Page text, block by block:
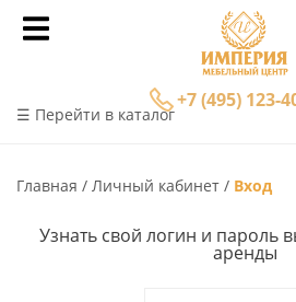
+7 (495) 123-
☰ Перейти в каталог
Главная Личный кабинет Вход
Узнать свой логин и пароль
аренды